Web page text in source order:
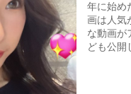
年に始め
画は人気
な動画が
ども公開